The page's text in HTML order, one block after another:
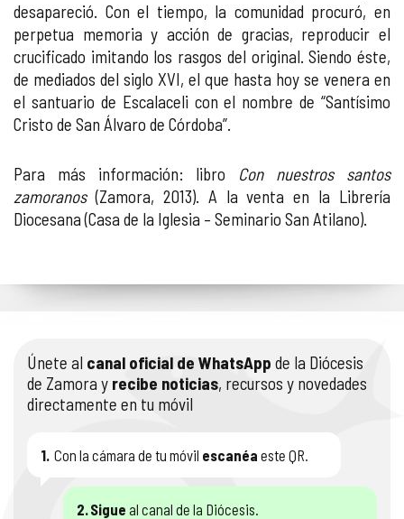
desapareció. Con el tiempo, la comunidad procuró, en
perpetua memoria y acción de gracias, reproducir el
crucificado imitando los rasgos del original. Siendo éste,
de mediados del siglo XVI, el que hasta hoy se venera en
el santuario de Escalaceli con el nombre de “Santísimo
Cristo de San Álvaro de Córdoba”.
Para más información: libro Con nuestros santos
zamoranos(Zamora, 2013). A la venta en la Librería
Diocesana (Casa de la Iglesia – Seminario San Atilano).
Únete al canal oficial de WhatsApp de la Diócesis
de Zamora y recibe noticias, recursos y novedades
directamente en tu móvil
1. Con la cámara de tu móvil escanéa este QR.
2.Sigue al canal de la Diócesis.